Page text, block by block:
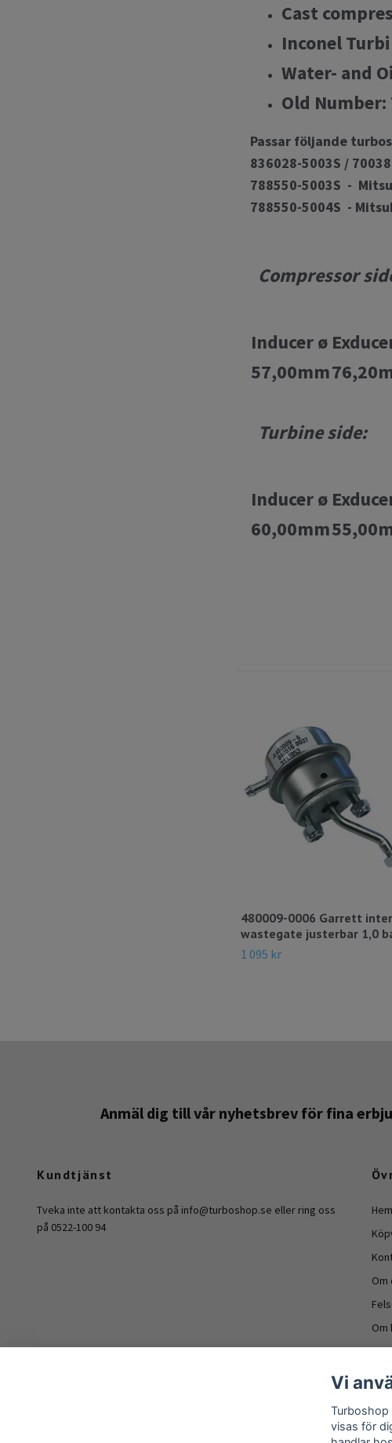
Cast
Inconel
Water- and
Old Number:
Passar följande
836028-5003S /
788550-5003S -
788550-5004S -
Compressor
Inducer ø
57,00mm
Turbine side:
Inducer ø
60,00mm
480009-0006 Garrett
wastegate justerbar 1,0
1 095 kr
Anmäl dig till vår nyhetsbrev för fina
Kundtjänst
Tveka inte att kontakta oss på info@turboshop.se eller ring oss
på 0522-100 94
Hem
Om
Om
Om
Vi
Turboshop
visas för